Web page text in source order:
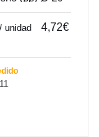
Twiggy
/ unidad 4,72€